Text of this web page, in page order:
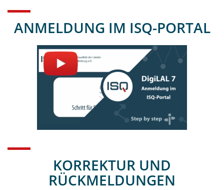
ANMELDUNG IM ISQ-PORTAL
KORREKTUR UND
RÜCKMELDUNGEN